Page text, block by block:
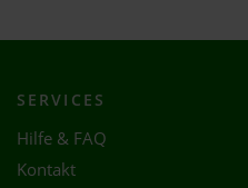
SERVICES
Hilfe & FAQ
Kontakt